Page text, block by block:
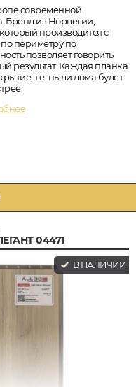
современной
Бренд из Норвегии,
производится с
периметру по
позволяет говорить
результат. Каждая планка
т.е. пыли дома будет
04471
В НАЛИЧИИ